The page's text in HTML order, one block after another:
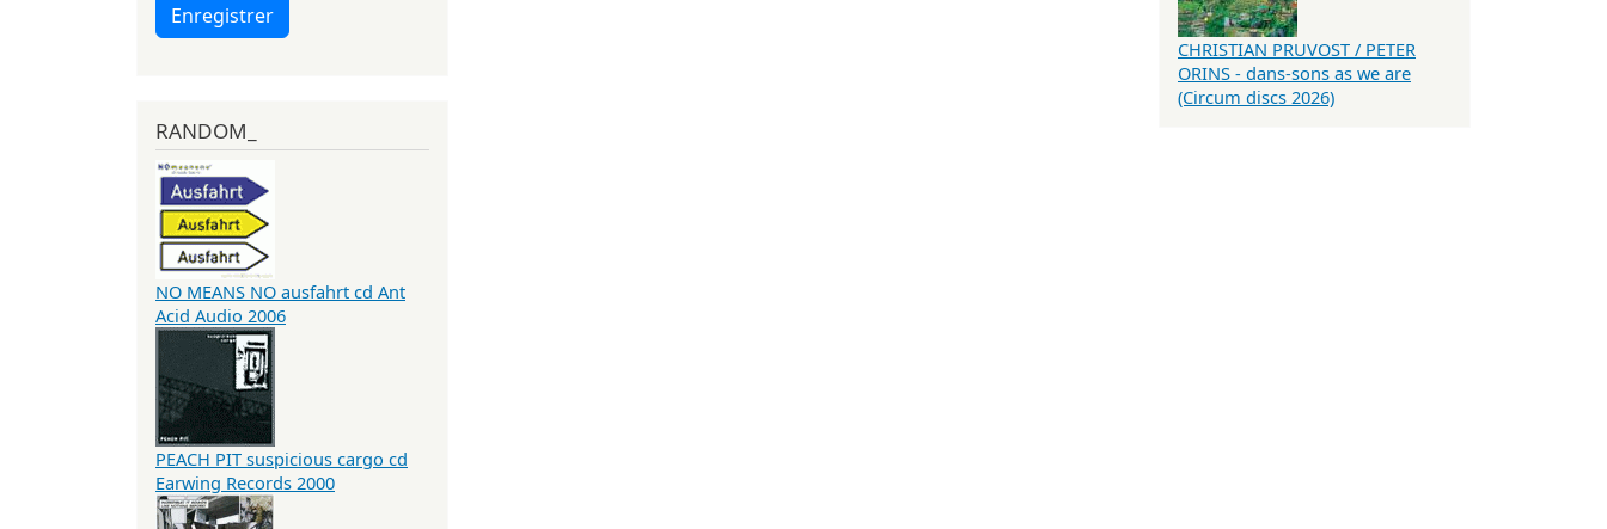
Enregistrer
RANDOM_
NO MEANS NO ausfahrt cd Ant
Acid Audio 2006
PEACH PIT suspicious cargo cd
Earwing Records 2000
CHRISTIAN PRUVOST / PETER
ORINS - dans-sons as we are
(Circum discs 2026)